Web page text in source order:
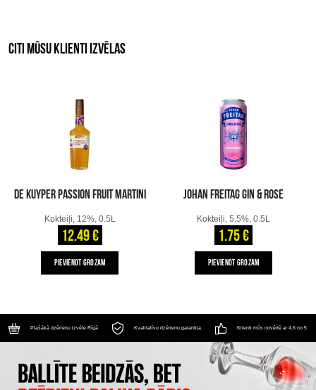
CITI MŪSU KLIENTI IZVĒLAS
DE KUYPER PASSION FRUIT MARTINI
Kokteiļi, 12%, 0.5L
12.49 €
PIEVIENOT GROZAM
JOHAN FREITAG GIN & ROSE
Kokteiļi, 5.5%, 0.5L
1.75 €
PIEVIENOT GROZAM
Plašākā dzērienu izvēle Rīgā Kvalitatīvu dzērienu garantija Klienti mūs novērtē ar 4.6 no 5